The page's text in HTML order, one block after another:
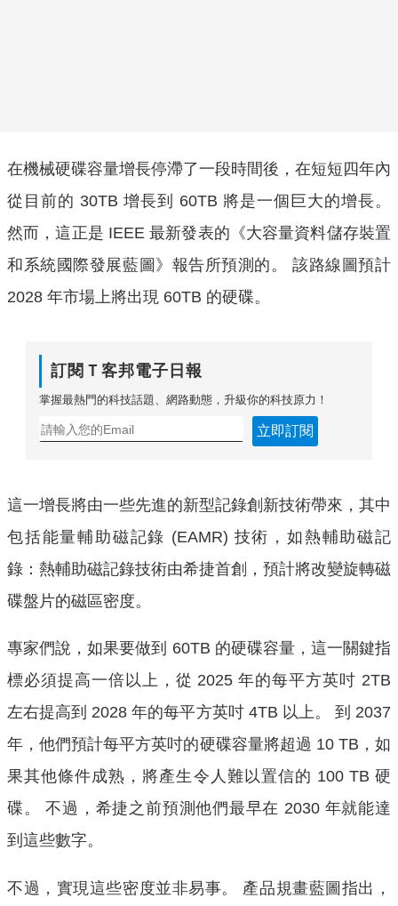
在機械硬碟容量增長停滯了一段時間後，在短短四年內
從目前的 30TB 增長到 60TB 將是一個巨大的增長。
然而，這正是 IEEE 最新發表的《大容量資料儲存裝置
和系統國際發展藍圖》報告所預測的。 該路線圖預計
2028 年市場上將出現 60TB 的硬碟。
訂閱Ｔ客邦電子日報
掌握最熱門的科技話題、網路動態，升級你的科技原力！
立即訂閱
這一增長將由一些先進的新型記錄創新技術帶來，其中
包括能量輔助磁記錄 (EAMR) 技術，如熱輔助磁記
錄：熱輔助磁記錄技術由希捷首創，預計將改變旋轉磁
碟盤片的磁區密度。
專家們說，如果要做到 60TB 的硬碟容量，這一關鍵指
標必須提高一倍以上，從 2025 年的每平方英吋 2TB
左右提高到 2028 年的每平方英吋 4TB 以上。 到 2037
年，他們預計每平方英吋的硬碟容量將超過 10 TB，如
果其他條件成熟，將產生令人難以置信的 100 TB 硬
碟。 不過，希捷之前預測他們最早在 2030 年就能達
到這些數字。
不過，實現這些密度並非易事。 產品規畫藍圖指出，